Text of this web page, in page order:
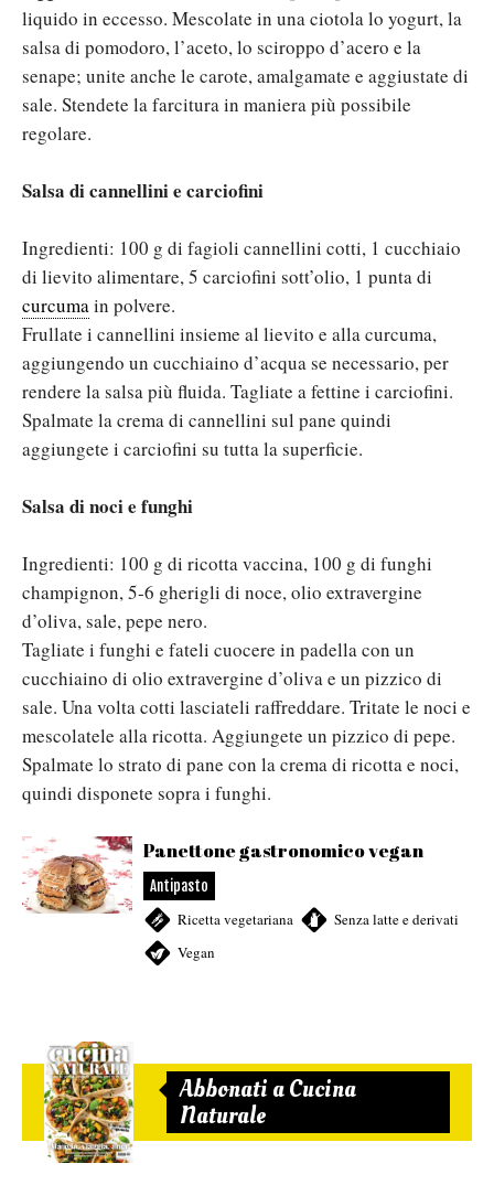
liquido in eccesso. Mescolate in una ciotola lo yogurt, la
salsa di pomodoro, l’aceto, lo sciroppo d’acero e la
senape; unite anche le carote, amalgamate e aggiustate di
sale. Stendete la farcitura in maniera più possibile
regolare.
Salsa di cannellini e carciofini
Ingredienti: 100 g di fagioli cannellini cotti, 1 cucchiaio
di lievito alimentare, 5 carciofini sott’olio, 1 punta di
curcumain polvere.
Frullate i cannellini insieme al lievito e alla curcuma,
aggiungendo un cucchiaino d’acqua se necessario, per
rendere la salsa più fluida. Tagliate a fettine i carciofini.
Spalmate la crema di cannellini sul pane quindi
aggiungete i carciofini su tutta la superficie.
Salsa di noci e funghi
Ingredienti: 100 g di ricotta vaccina, 100 g di funghi
champignon, 5-6 gherigli di noce, olio extravergine
d’oliva, sale, pepe nero.
Tagliate i funghi e fateli cuocere in padella con un
cucchiaino di olio extravergine d’oliva e un pizzico di
sale. Una volta cotti lasciateli raffreddare. Tritate le noci e
mescolatele alla ricotta. Aggiungete un pizzico di pepe.
Spalmate lo strato di pane con la crema di ricotta e noci,
quindi disponete sopra i funghi.
Panettone gastronomico vegan
Antipasto
Ricetta vegetariana Senza latte e derivati
Vegan
Abbonati a Cucina
Naturale